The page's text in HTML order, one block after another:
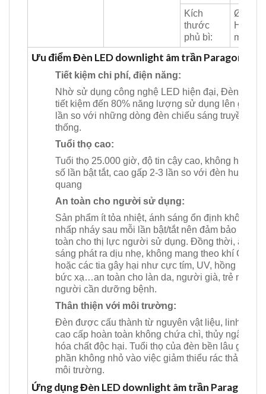
Kích
thước
phủ bì:
Ø157 x
H34
mm
Ưu điểm Đèn LED downlight âm trần Paragon
Tiết kiệm chi phí, điện năng:
Nhờ sử dụng công nghệ LED hiện đại, Đèn giúp
tiết kiệm đến 80% năng lượng sử dụng lên gấp 3
lần so với những dòng đèn chiếu sáng truyền
thống.
Tuổi thọ cao:
Tuổi thọ 25.000 giờ, độ tin cậy cao, không hạn
số lần bật tắt, cao gấp 2-3 lần so với đèn huỳnh
quang
An toàn cho người sử dụng:
Sản phẩm ít tỏa nhiệt, ánh sáng ổn định không bị
nhấp nháy sau mỗi lần bật/tắt nên đảm bảo an
toàn cho thị lực người sử dụng. Đồng thời, ánh
sáng phát ra dịu nhẹ, không mang theo khí CO2
hoặc các tia gây hại như cực tím, UV, hồng ngoại
bức xạ…an toàn cho làn da, người già, trẻ nhỏ,
người cần dưỡng bệnh.
Thân thiện với môi trường:
Đèn được cấu thành từ nguyên vật liệu, linh kiện
cao cấp hoàn toàn không chứa chì, thủy ngân, các
hóa chất độc hại. Tuổi thọ của đèn bền lâu góp
phần không nhỏ vào việc giảm thiểu rác thải ra
môi trường.
Ứng dụng Đèn LED downlight âm trần Paragon